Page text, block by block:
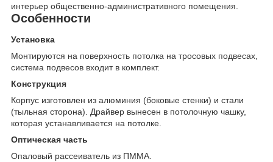
интерьер общественно-административного помещения.
Особенности
Установка
Монтируются на поверхность потолка на тросовых подвесах,
система подвесов входит в комплект.
Конструкция
Корпус изготовлен из алюминия (боковые стенки) и стали
(тыльная сторона). Драйвер вынесен в потолочную чашку,
которая устанавливается на потолке.
Оптическая часть
Опаловый рассеиватель из ПММА.